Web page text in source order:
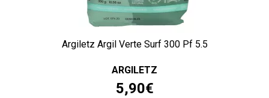
Argiletz Argil Verte Surf 300 Pf 5.5
ARGILETZ
5,90€